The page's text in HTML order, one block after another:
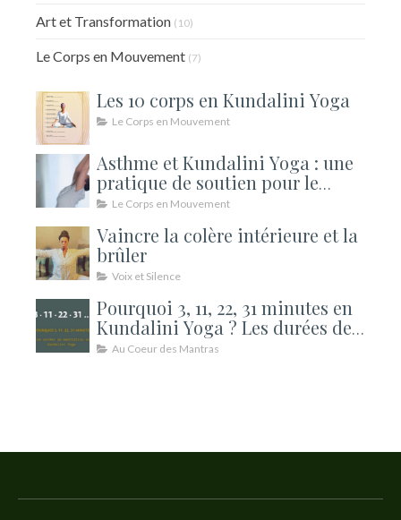
Art et Transformation (10)
Le Corps en Mouvement (7)
Les 10 corps en Kundalini Yoga
Le Corps en Mouvement
Asthme et Kundalini Yoga : une
pratique de soutien pour le
souffle
Le Corps en Mouvement
Vaincre la colère intérieure et la
brûler
Voix et Silence
Pourquoi 3, 11, 22, 31 minutes en
Kundalini Yoga ? Les durées de
méditation expliquées
Au Coeur des Mantras